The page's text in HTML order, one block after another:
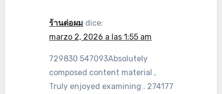
ร้านต่อผม dice:
marzo 2, 2026 a las 1:55 am
729830 547093Absolutely
composed content material ,
Truly enjoyed examining . 274177